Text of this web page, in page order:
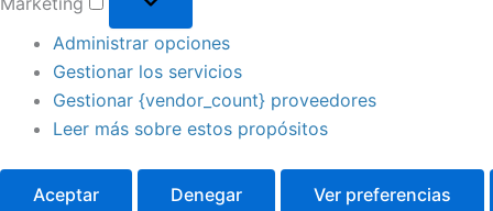
Administrar opciones
Gestionar los servicios
Gestionar {vendor_count} proveedores
Leer más sobre estos propósitos
Aceptar Denegar Ver preferencias